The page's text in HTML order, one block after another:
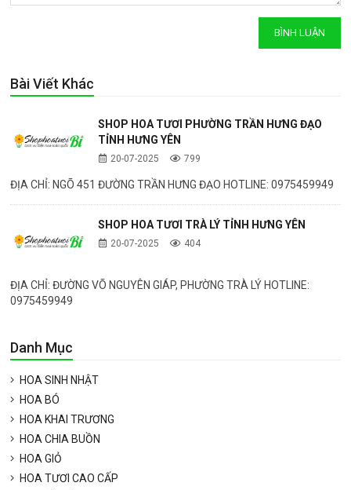
Bài Viết Khác
SHOP HOA TƯƠI PHƯỜNG TRẦN HƯNG ĐẠO
TỈNH HƯNG YÊN
20-07-2025 799
ĐỊA CHỈ: NGÕ 451 ĐƯỜNG TRẦN HƯNG ĐẠO HOTLINE: 0975459949
SHOP HOA TƯƠI TRÀ LÝ TỈNH HƯNG YÊN
20-07-2025 404
ĐỊA CHỈ: ĐƯỜNG VÕ NGUYÊN GIÁP, PHƯỜNG TRÀ LÝ HOTLINE:
0975459949
Danh Mục
HOA SINH NHẬT
HOA BÓ
HOA KHAI TRƯƠNG
HOA CHIA BUỒN
HOA GIỎ
HOA TƯƠI CAO CẤP